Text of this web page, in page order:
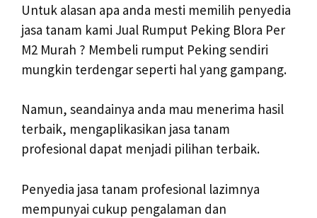
Untuk alasan apa anda mesti memilih penyedia
jasa tanam kami Jual Rumput Peking Blora Per
M2 Murah ? Membeli rumput Peking sendiri
mungkin terdengar seperti hal yang gampang.
Namun, seandainya anda mau menerima hasil
terbaik, mengaplikasikan jasa tanam
profesional dapat menjadi pilihan terbaik.
Penyedia jasa tanam profesional lazimnya
mempunyai cukup pengalaman dan